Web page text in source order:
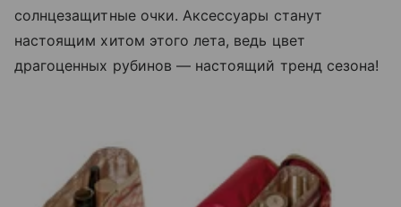
солнцезащитные очки. Аксессуары станут
настоящим хитом этого лета, ведь цвет
драгоценных рубинов — настоящий тренд сезона!